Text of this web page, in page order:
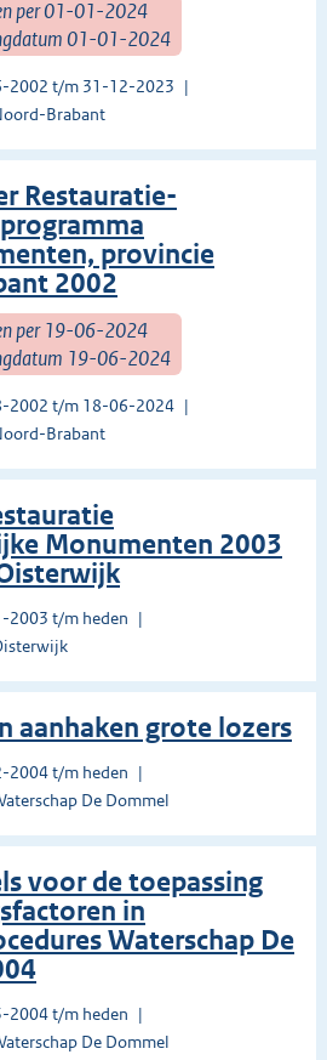
per 01-01-2024
01-01-2024
2002 t/m 31-12-2023
Brabant
Restauratie-
provincie
2002
per 19-06-2024
19-06-2024
2002 t/m 18-06-2024
Brabant
Monumenten 2003
2003 t/m heden
aanhaken grote lozers
2004 t/m heden
De Dommel
voor de toepassing
in
Waterschap De
2004 t/m heden
De Dommel